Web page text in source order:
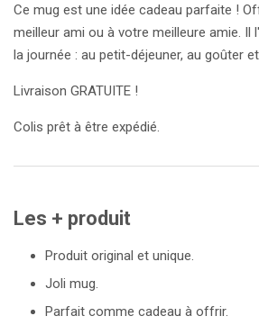
Ce mug est une idée cadeau parfaite !
meilleur ami ou à votre meilleure amie. Il
la journée : au petit-déjeuner, au goûter
Livraison GRATUITE !
Colis prêt à être expédié.
Les + produit
Produit original et unique.
Joli mug.
Parfait comme cadeau à offrir.